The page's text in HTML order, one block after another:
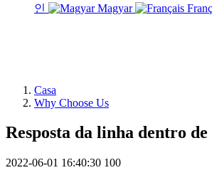
인
Magyar
Casa
Why Choose Us
Resposta da linha dentro de
2022-06-01 16:40:30 100